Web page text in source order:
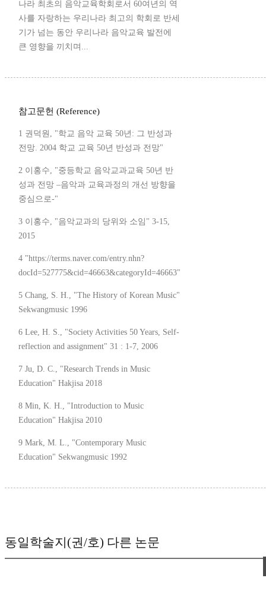
나라 최초의 음악교육학회로서 60여년의 역
사를 자랑하는 우리나라 최고의 학회로 반세
기가 넘는 동안 우리나라 음악교육 발전에
큰 영향을 끼치며...
참고문헌 (Reference)
1 권덕원, "학교 음악 교육 50년: 그 반성과
전망. 2004 학교 교육 50년 반성과 전망"
2 이홍수, "중등학교 음악교과교육 50년 반
성과 전망 –음악과 교육과정의 개선 방향을
중심으로-"
3 이홍수, "음악교과의 당위와 소임" 3-15,
2015
4 "https://terms.naver.com/entry.nhn?
docId=527775&cid=46663&categoryId=46663"
5 Chang, S. H., "The History of Korean Music"
Sekwangmusic 1996
6 Lee, H. S., "Society Activities 50 Years, Self-
reflection and assignment" 31 : 1-7, 2006
7 Ju, D. C., "Research Trends in Music
Education" Hakjisa 2018
8 Min, K. H., "Introduction to Music
Education" Hakjisa 2010
9 Mark, M. L., "Contemporary Music
Education" Sekwangmusic 1992
동일학술지(권/호) 다른 논문